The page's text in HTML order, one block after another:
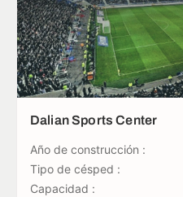
Dalian Sports Center
Año de construcción :
Tipo de césped :
Capacidad :